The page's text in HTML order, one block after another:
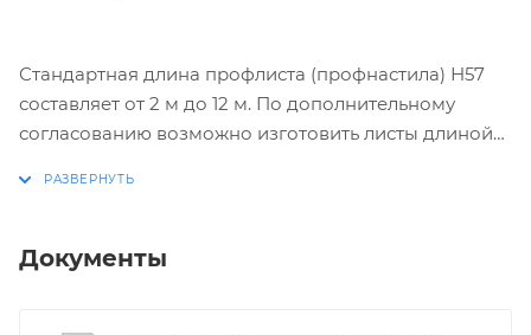
Стандартная длина профлиста (профнастила) Н57
составляет от 2 м до 12 м. По дополнительному
согласованию возможно изготовить листы длиной
Документы